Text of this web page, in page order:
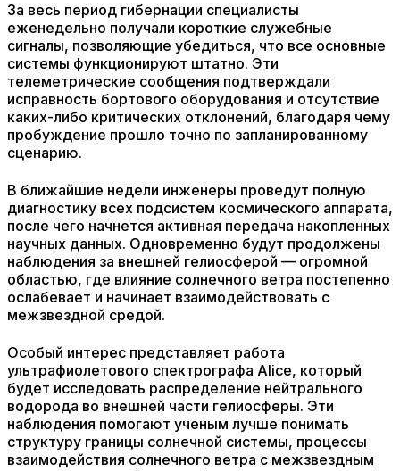
За весь период гибернации специалисты
еженедельно получали короткие служебные
сигналы, позволяющие убедиться, что все основные
системы функционируют штатно. Эти
телеметрические сообщения подтверждали
исправность бортового оборудования и отсутствие
каких-либо критических отклонений, благодаря чему
пробуждение прошло точно по запланированному
сценарию.
В ближайшие недели инженеры проведут полную
диагностику всех подсистем космического аппарата,
после чего начнется активная передача накопленных
научных данных. Одновременно будут продолжены
наблюдения за внешней гелиосферой — огромной
областью, где влияние солнечного ветра постепенно
ослабевает и начинает взаимодействовать с
межзвездной средой.
Особый интерес представляет работа
ультрафиолетового спектрографа Alice, который
будет исследовать распределение нейтрального
водорода во внешней части гелиосферы. Эти
наблюдения помогают ученым лучше понимать
структуру границы солнечной системы, процессы
взаимодействия солнечного ветра с межзвездным